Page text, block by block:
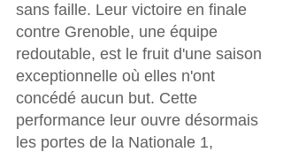
sans faille. Leur victoire en finale
contre Grenoble, une équipe
redoutable, est le fruit d'une saison
exceptionnelle où elles n'ont
concédé aucun but. Cette
performance leur ouvre désormais
les portes de la Nationale 1,